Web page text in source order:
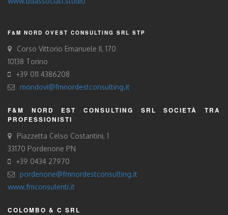
F&M NORD OVEST CONSULTING SRL STP
Corso Vittorio Emanuele II, 170
10138 Torino
+39 011 4386208
mondovi@fmnordestconsulting.it
F&M NORD EST CONSULTING SRL SOCIETÀ TRA
PROFESSIONISTI
Piazzetta Celso Costantini, 1
33170 Pordenone PN
+39 0434 27970
pordenone@fmnordestconsulting.it
www.fmconsulenti.it
COLOMBO & C SRL